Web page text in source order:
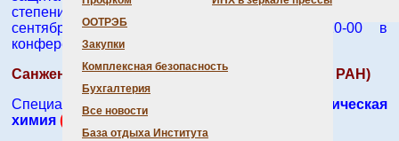
ООТРЭБ
Закупки
Комплексная безопасность
Бухгалтерия
Все новости
База отдыха Института
степени
сентября 2026 г.
в 10-00 в
конференц-зале ИНХ СО РАН
Санженакова Елизавета Андреевна (ИНХ СО РАН)
Специальность:
1.4.1. Неорганическая
химия (химические науки)